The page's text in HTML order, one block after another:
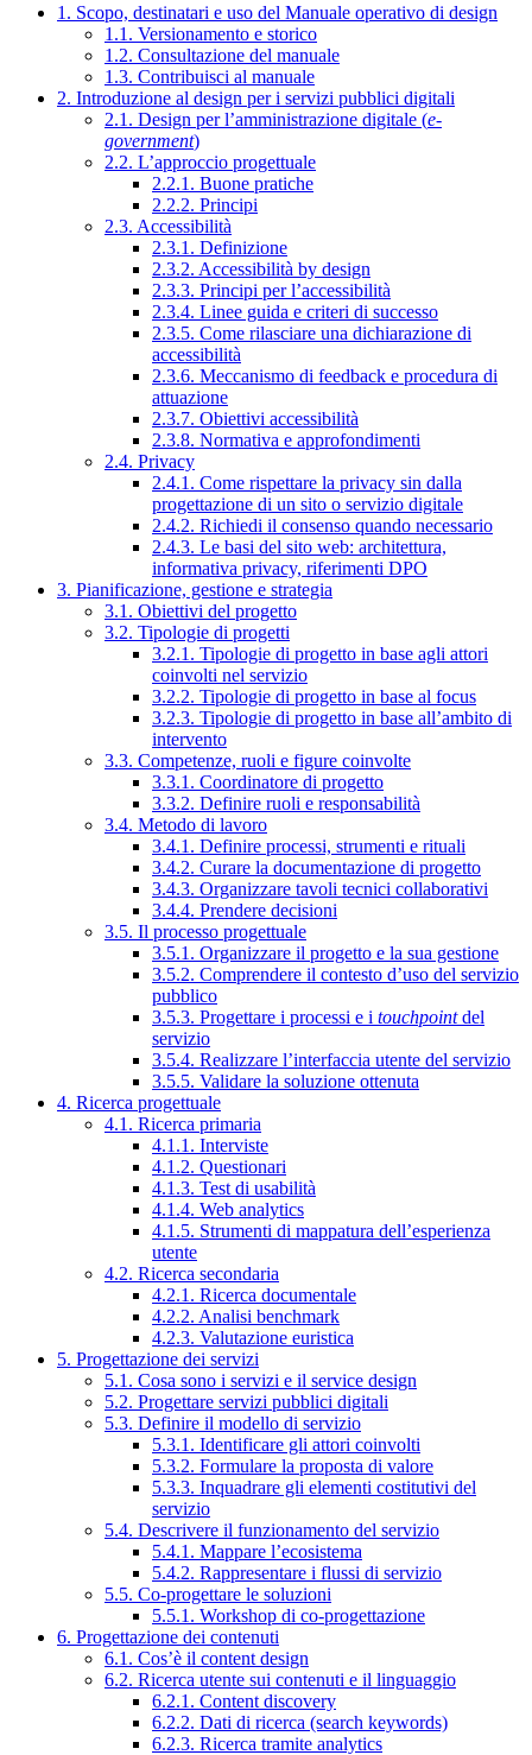
1. Scopo, destinatari e uso del Manuale operativo di design
1.1. Versionamento e storico
1.2. Consultazione del manuale
1.3. Contribuisci al manuale
2. Introduzione al design per i servizi pubblici digitali
2.1. Design per l’amministrazione digitale (e-
government)
2.2. L’approccio progettuale
2.2.1. Buone pratiche
2.2.2. Principi
2.3. Accessibilità
2.3.1. Definizione
2.3.2. Accessibilità by design
2.3.3. Principi per l’accessibilità
2.3.4. Linee guida e criteri di successo
2.3.5. Come rilasciare una dichiarazione di
accessibilità
2.3.6. Meccanismo di feedback e procedura di
attuazione
2.3.7. Obiettivi accessibilità
2.3.8. Normativa e approfondimenti
2.4. Privacy
2.4.1. Come rispettare la privacy sin dalla
progettazione di un sito o servizio digitale
2.4.2. Richiedi il consenso quando necessario
2.4.3. Le basi del sito web: architettura,
informativa privacy, riferimenti DPO
3. Pianificazione, gestione e strategia
3.1. Obiettivi del progetto
3.2. Tipologie di progetti
3.2.1. Tipologie di progetto in base agli attori
coinvolti nel servizio
3.2.2. Tipologie di progetto in base al focus
3.2.3. Tipologie di progetto in base all’ambito di
intervento
3.3. Competenze, ruoli e figure coinvolte
3.3.1. Coordinatore di progetto
3.3.2. Definire ruoli e responsabilità
3.4. Metodo di lavoro
3.4.1. Definire processi, strumenti e rituali
3.4.2. Curare la documentazione di progetto
3.4.3. Organizzare tavoli tecnici collaborativi
3.4.4. Prendere decisioni
3.5. Il processo progettuale
3.5.1. Organizzare il progetto e la sua gestione
3.5.2. Comprendere il contesto d’uso del servizio
pubblico
3.5.3. Progettare i processi e i touchpointdel
servizio
3.5.4. Realizzare l’interfaccia utente del servizio
3.5.5. Validare la soluzione ottenuta
4. Ricerca progettuale
4.1. Ricerca primaria
4.1.1. Interviste
4.1.2. Questionari
4.1.3. Test di usabilità
4.1.4. Web analytics
4.1.5. Strumenti di mappatura dell’esperienza
utente
4.2. Ricerca secondaria
4.2.1. Ricerca documentale
4.2.2. Analisi benchmark
4.2.3. Valutazione euristica
5. Progettazione dei servizi
5.1. Cosa sono i servizi e il service design
5.2. Progettare servizi pubblici digitali
5.3. Definire il modello di servizio
5.3.1. Identificare gli attori coinvolti
5.3.2. Formulare la proposta di valore
5.3.3. Inquadrare gli elementi costitutivi del
servizio
5.4. Descrivere il funzionamento del servizio
5.4.1. Mappare l’ecosistema
5.4.2. Rappresentare i flussi di servizio
5.5. Co-progettare le soluzioni
5.5.1. Workshop di co-progettazione
6. Progettazione dei contenuti
6.1. Cos’è il content design
6.2. Ricerca utente sui contenuti e il linguaggio
6.2.1. Content discovery
6.2.2. Dati di ricerca (search keywords)
6.2.3. Ricerca tramite analytics